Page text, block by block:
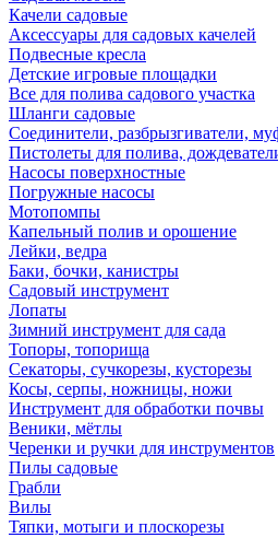
Качели садовые
Аксессуары для садовых качелей
Подвесные кресла
Детские игровые площадки
Все для полива садового участка
Шланги садовые
Соединители, разбрызгиватели,
Пистолеты для полива,
Насосы поверхностные
Погружные насосы
Мотопомпы
Капельный полив и орошение
Лейки, ведра
Баки, бочки, канистры
Садовый инструмент
Лопаты
Зимний инструмент для сада
Топоры, топорища
Секаторы, сучкорезы, кусторезы
Косы, серпы, ножницы, ножи
Инструмент для обработки почвы
Веники, мётлы
Черенки и ручки для инструментов
Пилы садовые
Грабли
Вилы
Тяпки, мотыги и плоскорезы